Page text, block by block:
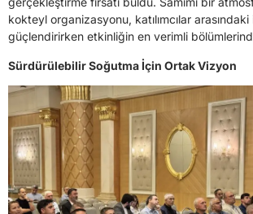
kokteyl organizasyonu, katılımcılar
güçlendirirken etkinliğin en verimli
Sürdürülebilir Soğutma İçin Ortak Vizyon